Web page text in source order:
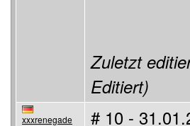
Zuletzt
Editiert)
xxxrenegade # 10 -